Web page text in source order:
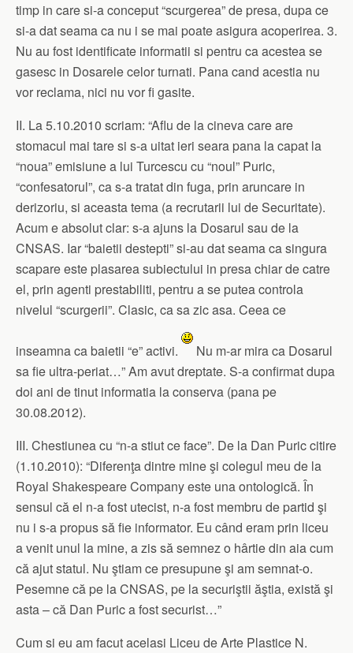
timp in care si-a conceput “scurgerea” de presa, dupa ce
si-a dat seama ca nu i se mai poate asigura acoperirea. 3.
Nu au fost identificate informatii si pentru ca acestea se
gasesc in Dosarele celor turnati. Pana cand acestia nu
vor reclama, nici nu vor fi gasite.
II. La 5.10.2010 scriam: “Aflu de la cineva care are
stomacul mai tare si s-a uitat ieri seara pana la capat la
“noua” emisiune a lui Turcescu cu “noul” Puric,
“confesatorul”, ca s-a tratat din fuga, prin aruncare in
derizoriu, si aceasta tema (a recrutarii lui de Securitate).
Acum e absolut clar: s-a ajuns la Dosarul sau de la
CNSAS. Iar “baietii destepti” si-au dat seama ca singura
scapare este plasarea subiectului in presa chiar de catre
el, prin agenti prestabiliti, pentru a se putea controla
nivelul “scurgerii”. Clasic, ca sa zic asa. Ceea ce
inseamna ca baietii “e” activi.
Nu m-ar mira ca Dosarul
sa fie ultra-periat…” Am avut dreptate. S-a confirmat dupa
doi ani de tinut informatia la conserva (pana pe
30.08.2012).
III. Chestiunea cu “n-a stiut ce face”. De la Dan Puric citire
(1.10.2010): “Diferenţa dintre mine şi colegul meu de la
Royal Shakespeare Company este una ontologică. În
sensul că el n-a fost utecist, n-a fost membru de partid şi
nu i s-a propus să fie informator. Eu când eram prin liceu
a venit unul la mine, a zis să semnez o hârtie din aia cum
că ajut statul. Nu ştiam ce presupune şi am semnat-o.
Pesemne că pe la CNSAS, pe la securiştii ăştia, există şi
asta – că Dan Puric a fost securist…”
Cum si eu am facut acelasi Liceu de Arte Plastice N.